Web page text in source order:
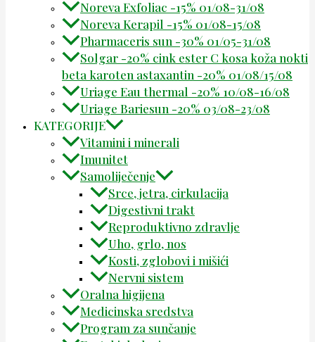
Noreva Exfoliac -15% 01/08-31/08
Noreva Kerapil -15% 01/08-15/08
Pharmaceris sun -30% 01/05-31/08
Solgar -20% cink ester C kosa koža nokti
beta karoten astaxantin -20% 01/08/15/08
Uriage Eau thermal -20% 10/08-16/08
Uriage Bariesun -20% 03/08-23/08
KATEGORIJE
Vitamini i minerali
Imunitet
Samoliječenje
Srce, jetra, cirkulacija
Digestivni trakt
Reproduktivno zdravlje
Uho, grlo, nos
Kosti, zglobovi i mišići
Nervni sistem
Oralna higijena
Medicinska sredstva
Program za sunčanje